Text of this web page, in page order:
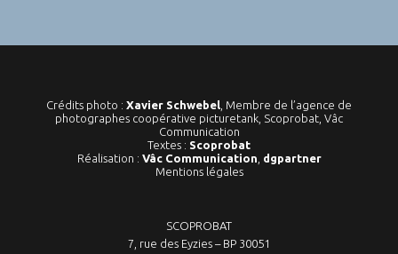
Crédits photo : Xavier Schwebel , Membre de l’agence de
photographes coopérative picturetank, Scoprobat, Vâc
Communication
Textes : Scoprobat
Réalisation : Vâc Communication dgpartner
Mentions légales
SCOPROBAT
7, rue des Eyzies – BP 30051